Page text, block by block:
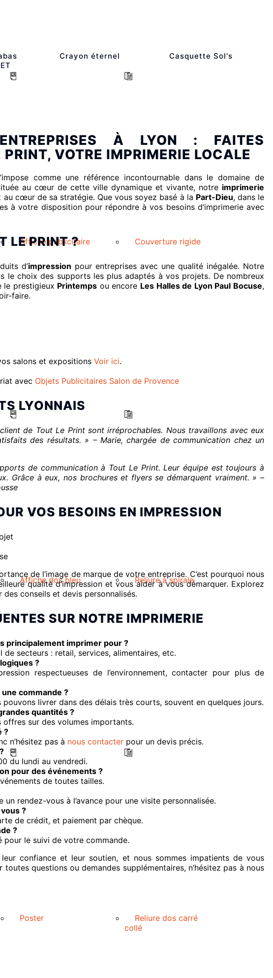
Affiche publicitaire
Affiche dos bleu
Poster
Couverture rigide
Reliure à spirale
Reliure dos carré
collé
Crayon éternel Casquette Sol's
À LYON : FAITES
VOTRE IMPRIMERIE LOCALE
comme une référence incontournable dans le domaine de
au cœur de cette ville dynamique et vivante, notre imprimerie
cœur de sa stratégie. Que vous soyez basé à la Part-Dieu, dans le
à votre disposition pour répondre à vos besoins d’imprimerie avec
LE PRINT ?
d’impression pour entreprises avec une qualité inégalée. Notre
le choix des supports les plus adaptés à vos projets. De nombreux
le prestigieux Printemps ou encore Les Halles de Lyon Paul Bocuse,
faire.
salons et expositions Voir ici.
avec Objets Publicitaires Salon de Provence
LYONNAIS
de Tout Le Print sont irréprochables. Nous travaillons avec eux
des résultats. » – Marie, chargée de communication chez un
de communication à Tout Le Print. Leur équipe est toujours à
Grâce à eux, nos brochures et flyers se démarquent vraiment. » –
VOS BESOINS EN IMPRESSION
de l’image de marque de votre entreprise. C’est pourquoi nous
qualité d’impression et vous aider à vous démarquer. Explorez
des conseils et devis personnalisés.
SUR NOTRE IMPRIMERIE
principalement imprimer pour ?
secteurs : retail, services, alimentaires, etc.
?
respectueuses de l’environnement, contacter pour plus de
commande ?
livrer dans des délais très courts, souvent en quelques jours.
quantités ?
sur des volumes importants.
?
n’hésitez pas à nous contacterpour un devis précis.
du lundi au vendredi.
pour des événements ?
de toutes tailles.
rendez-vous à l’avance pour une visite personnalisée.
?
de crédit, et paiement par chèque.
?
le suivi de votre commande.
confiance et leur soutien, et nous sommes impatients de vous
questions ou demandes supplémentaires, n’hésitez pas à nous